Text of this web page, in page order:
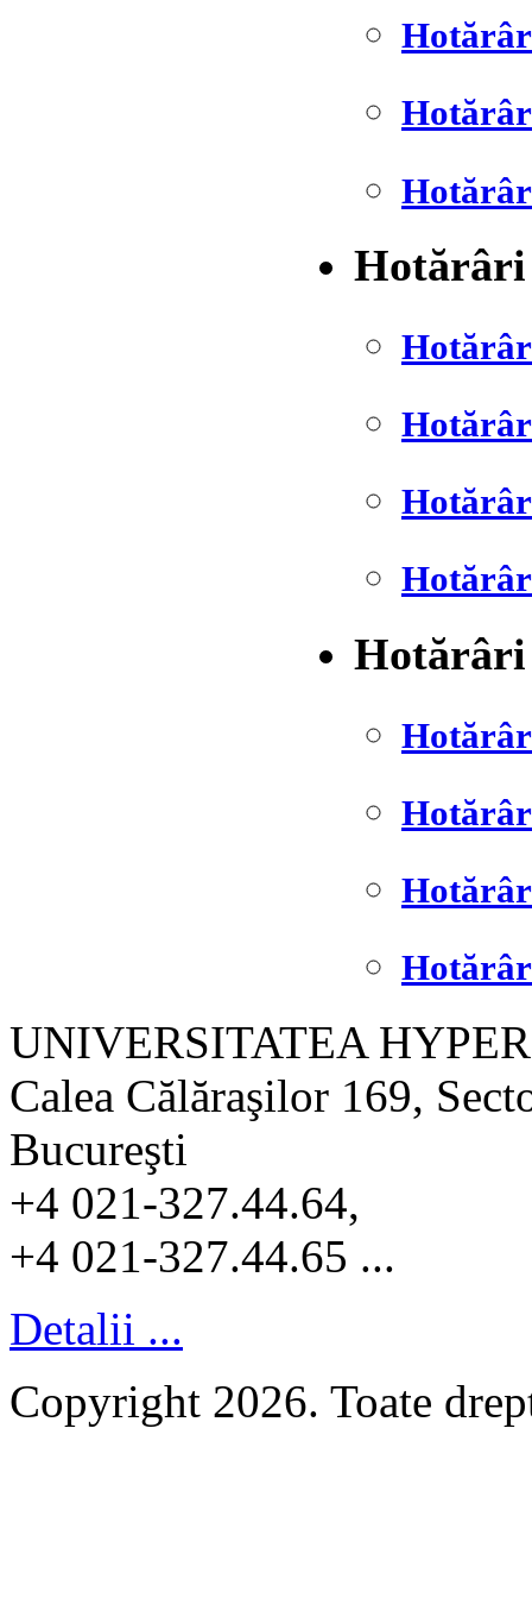
Hotărâri
Hotărâri
UNIVERSITATEA
Calea Călăraşilor 169,
Bucureşti
+4 021-327.44.64,
+4 021-327.44.65 ...
Detalii ...
Copyright 2026. Toate